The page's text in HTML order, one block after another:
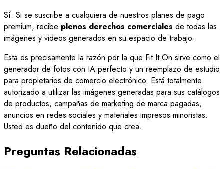
Sí. Si se suscribe a cualquiera de nuestros planes de pago
premium, recibe plenos derechos comerciales de todas las
imágenes y videos generados en su espacio de trabajo.
Esta es precisamente la razón por la que Fit It On sirve como el
generador de fotos con IA perfecto y un reemplazo de estudio
para propietarios de comercio electrónico. Está totalmente
autorizado a utilizar las imágenes generadas para sus catálogos
de productos, campañas de marketing de marca pagadas,
anuncios en redes sociales y materiales impresos minoristas.
Usted es dueño del contenido que crea.
Preguntas Relacionadas